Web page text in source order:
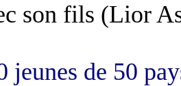
son fils (Lior
jeunes de 50